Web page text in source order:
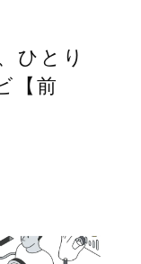
ひとり
【前